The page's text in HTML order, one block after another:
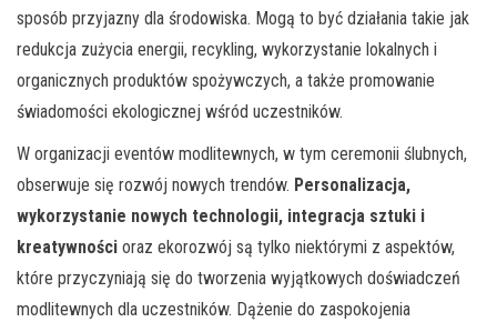
sposób przyjazny dla środowiska. Mogą to być działania takie jak
redukcja zużycia energii, recykling, wykorzystanie lokalnych i
organicznych produktów spożywczych, a także promowanie
świadomości ekologicznej wśród uczestników.
W organizacji eventów modlitewnych, w tym ceremonii ślubnych,
obserwuje się rozwój nowych trendów. Personalizacja,
wykorzystanie nowych technologii, integracja sztuki i
kreatywności oraz ekorozwój są tylko niektórymi z aspektów,
które przyczyniają się do tworzenia wyjątkowych doświadczeń
modlitewnych dla uczestników. Dążenie do zaspokojenia